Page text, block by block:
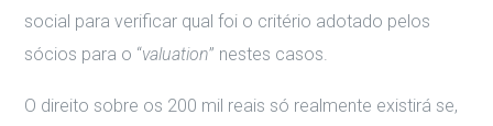
social para verificar qual foi o critério adotado pelos
sócios para o “valuation” nestes casos.
O direito sobre os 200 mil reais só realmente existirá se,